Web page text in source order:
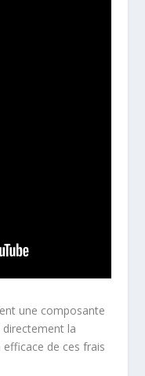
une composante
la
efficace de ces frais